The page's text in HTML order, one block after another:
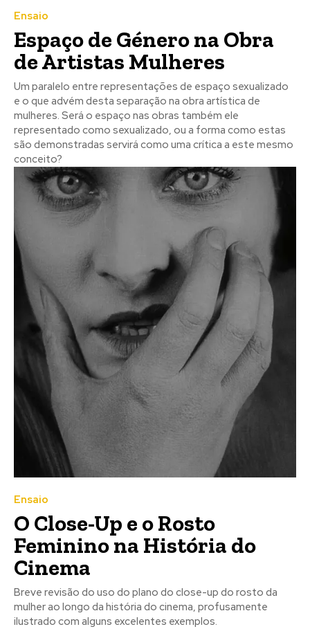
Ensaio
Espaço de Género na Obra
de Artistas Mulheres
Um paralelo entre representações de espaço sexualizado
e o que advém desta separação na obra artística de
mulheres. Será o espaço nas obras também ele
representado como sexualizado, ou a forma como estas
são demonstradas servirá como uma crítica a este mesmo
conceito?
Ensaio
O Close-Up e o Rosto
Feminino na História do
Cinema
Breve revisão do uso do plano do close-up do rosto da
mulher ao longo da história do cinema, profusamente
ilustrado com alguns excelentes exemplos.